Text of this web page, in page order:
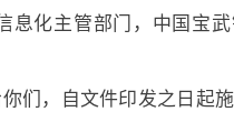
息化主管部门，中国宝
们，自文件印发之日起